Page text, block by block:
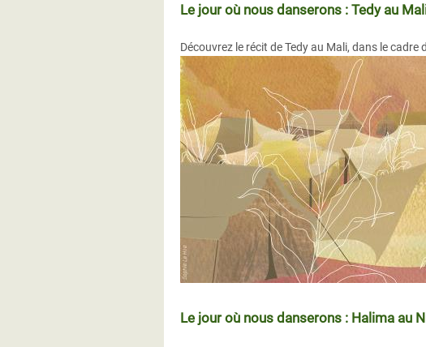
Le jour où nous danserons : Tedy au
Découvrez le récit de Tedy au Mali, dans le
Le jour où nous danserons : Halima au